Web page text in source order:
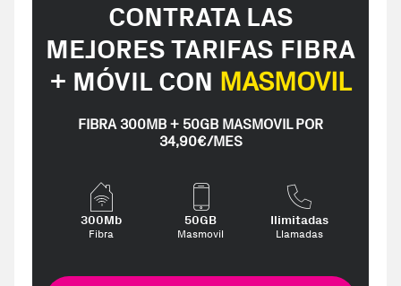
CONTRATA LAS
MEJORES TARIFAS FIBRA
+ MÓVIL CON MASMOVIL
FIBRA 300MB + 50GB MASMOVIL POR
34,90€/MES
300Mb
Fibra
50GB
Masmovil
Ilimitadas
Llamadas